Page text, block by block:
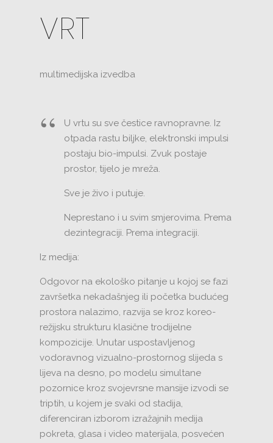
VRT
multimedijska izvedba
U vrtu su sve čestice ravnopravne. Iz
otpada rastu biljke, elektronski impulsi
postaju bio-impulsi. Zvuk postaje
prostor, tijelo je mreža.
Sve je živo i putuje.
Neprestano i u svim smjerovima. Prema
dezintegraciji. Prema integraciji.
Iz medija:
Odgovor na ekološko pitanje u kojoj se fazi
završetka nekadašnjeg ili početka budućeg
prostora nalazimo, razvija se kroz koreo-
režijsku strukturu klasične trodijelne
kompozicije. Unutar uspostavljenog
vodoravnog vizualno-prostornog slijeda s
lijeva na desno, po modelu simultane
pozornice kroz svojevrsne mansije izvodi se
triptih, u kojem je svaki od stadija,
diferenciran izborom izražajnih medija
pokreta, glasa i video materijala, posvećen